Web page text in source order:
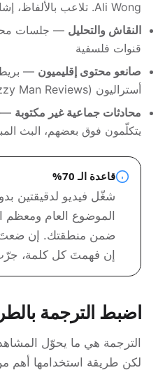
Ali Wong. تلاعب بالألفاظ، إشارات ثقافية، وإلقاء سريع
النقاش والتحليل — جلسات
قنوات فلسفية
صانعو محتوى إقليميون
أستراليون (Ozzy Man Reviews)، أيرلنديون، اسكتلنديون
محادثات جماعية غير مكتوبة —
يتكلّمون فوق بعضهم، البث
قاعدة الـ 70%
شغّل فيديو لدقيقتين
الموضوع العام ومعظم
ضمن منطقتك. إن ضعتَ
إن فهمتَ كل كلمة،
اضبط الترجمة
الترجمة هي ما يحوّل
لكن طريقة استخدامها أهم